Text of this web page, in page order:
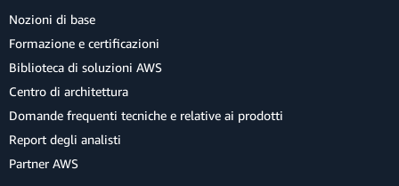
Nozioni di base
Formazione e certificazioni
Biblioteca di soluzioni AWS
Centro di architettura
Domande frequenti tecniche e relative ai prodotti
Report degli analisti
Partner AWS